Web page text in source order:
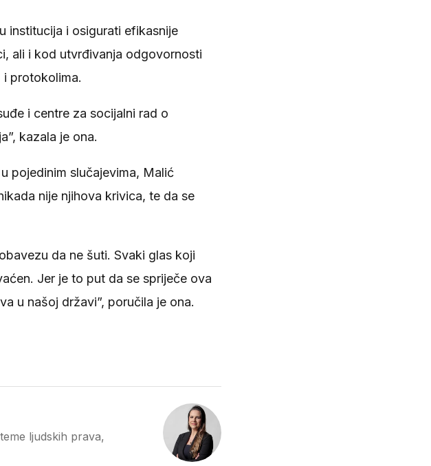
institucija i osigurati efikasnije
ali i kod utvrđivanja odgovornosti
i protokolima.
i centre za socijalni rad o
kazala je ona.
pojedinim slučajevima, Malić
nije njihova krivica, te da se
da ne šuti. Svaki glas koji
Jer je to put da se spriječe ova
u našoj državi”, poručila je ona.
ljudskih prava,